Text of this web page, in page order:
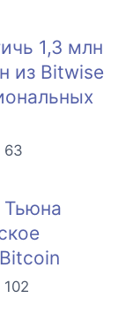
1,3 млн
из Bitwise
63
Тьюна
102